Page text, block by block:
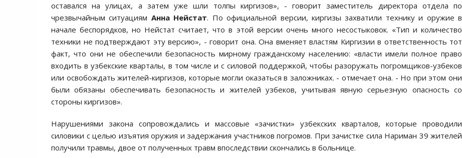
оставался на улицах, а затем уже шли толпы киргизов», - говорит заместитель директора отдела по
чрезвычайным ситуациям Анна Нейстат. По официальной версии, киргизы захватили технику и оружие в
начале беспорядков, но Нейстат считает, что в этой версии очень много несостыковок. «Тип и количество
техники не подтверждают эту версию», - говорит она. Она вменяет властям Киргизии в ответственность тот
факт, что они не обеспечили безопасность мирному гражданскому населению: «власти имели полное право
входить в узбекские кварталы, в том числе и с силовой поддержкой, чтобы разоружать погромщиков-узбеков
или освобождать жителей-киргизов, которые могли оказаться в заложниках. - отмечает она. - Но при этом они
были обязаны обеспечивать безопасность и жителей узбеков, учитывая явную серьезную опасность со
стороны киргизов».
Нарушениями закона сопровождались и массовые «зачистки» узбекских кварталов, которые проводили
силовики с целью изъятия оружия и задержания участников погромов. При зачистке сила Нариман 39 жителей
получили травмы, двое от полученных травм впоследствии скончались в больнице.